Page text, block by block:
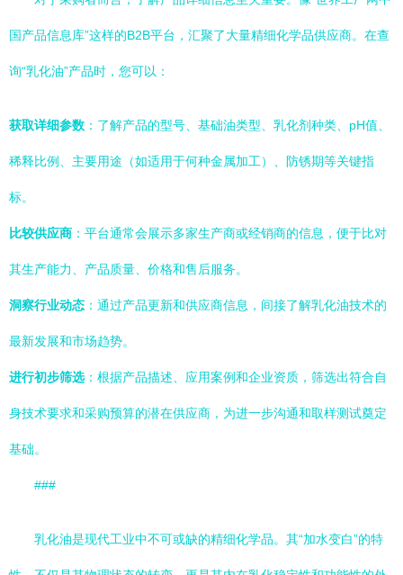
国产品信息库”这样的B2B平台，汇聚了大量精细化学品供应商。在查
询“乳化油”产品时，您可以：
获取详细参数 ：了解产品的型号、基础油类型、乳化剂种类、pH值、
稀释比例、主要用途（如适用于何种金属加工）、防锈期等关键指
标。
比较供应商 ：平台通常会展示多家生产商或经销商的信息，便于比对
其生产能力、产品质量、价格和售后服务。
洞察行业动态 ：通过产品更新和供应商信息，间接了解乳化油技术的
最新发展和市场趋势。
进行初步筛选：根据产品描述、应用案例和企业资质，筛选出符合自
身技术要求和采购预算的潜在供应商，为进一步沟通和取样测试奠定
基础。
###
乳化油是现代工业中不可或缺的精细化学品。其“加水变白”的特